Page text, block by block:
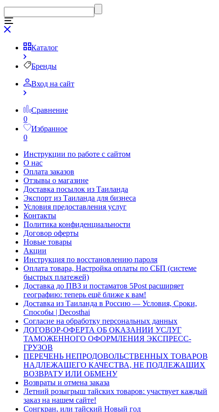
Каталог
Бренды
Вход на сайт
Сравнение
0
Избранное
0
Инструкции по работе с сайтом
О нас
Оплата заказов
Отзывы о магазине
Доставка посылок из Таиланда
Экспорт из Таиланда для бизнеса
Условия предоставления услуг
Контакты
Политика конфиденциальности
Договор оферты
Новые товары
Акции
Инструкция по восстановлению пароля
Оплата товара, Настройка оплаты по СБП (системе
быстрых платежей)
Доставка до ПВЗ и постаматов 5Post расширяет
географию: теперь ещё ближе к вам!
Доставка из Таиланда в Россию — Условия, Сроки,
Способы | Decosthai
Согласие на обработку персональных данных
ДОГОВОР-ОФЕРТА ОБ ОКАЗАНИИ УСЛУГ
ТАМОЖЕННОГО ОФОРМЛЕНИЯ ЭКСПРЕСС-
ГРУЗОВ
ПЕРЕЧЕНЬ НЕПРОДОВОЛЬСТВЕННЫХ ТОВАРОВ
НАДЛЕЖАЩЕГО КАЧЕСТВА, НЕ ПОДЛЕЖАЩИХ
ВОЗВРАТУ ИЛИ ОБМЕНУ
Возвраты и отмена заказа
Летний розыгрыш тайских товаров: участвует каждый
заказ на нашем сайте!
Сонгкран, или тайский Новый год